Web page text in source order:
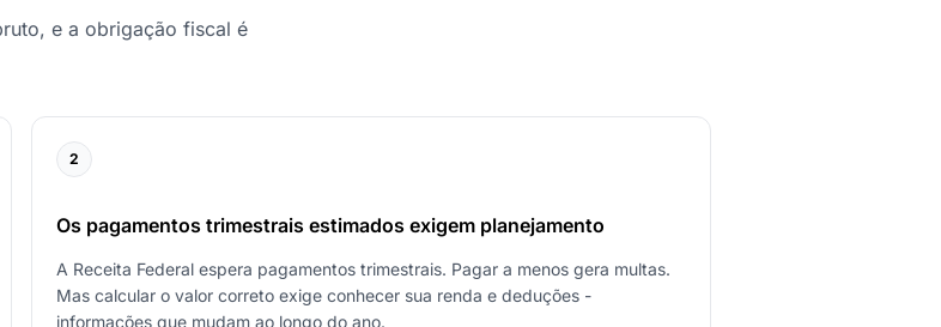
e a obrigação fiscal é
2
Os pagamentos trimestrais estimados exigem planejamento
A Receita Federal espera pagamentos trimestrais. Pagar a menos gera multas.
Mas calcular o valor correto exige conhecer sua renda e deduções -
informações que mudam ao longo do ano.